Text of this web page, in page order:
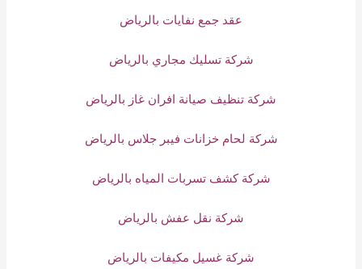
عقد جمع نفايات بالرياض
شركة تسليك مجاري بالرياض
شركة تنظيف صيانة افران غاز بالرياض
شركة لحام خزانات فيبر جلاس بالرياض
شركة كشف تسربات المياه بالرياض
شركة نقل عفش بالرياض
شركة غسيل مكيفات بالرياض